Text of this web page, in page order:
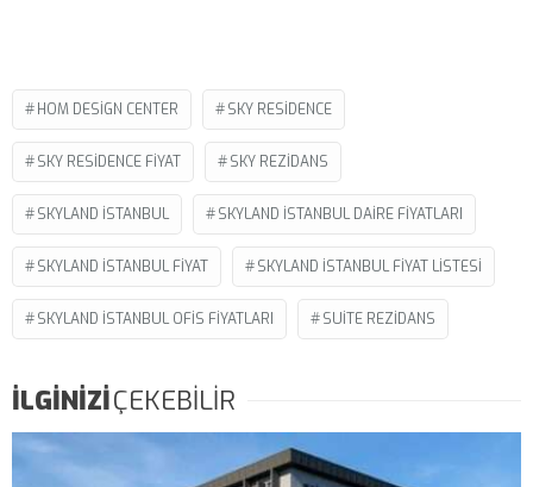
HOM DESIGN CENTER SKY RESIDENCE
SKY RESIDENCE FIYAT SKY REZIDANS
SKYLAND İSTANBUL SKYLAND ISTANBUL DAIRE FIYATLARI
SKYLAND ISTANBUL FIYAT SKYLAND ISTANBUL FIYAT LISTESI
SKYLAND İSTANBUL OFIS FIYATLARI SUITE REZIDANS
İLGİNİZİÇEKEBİLİR